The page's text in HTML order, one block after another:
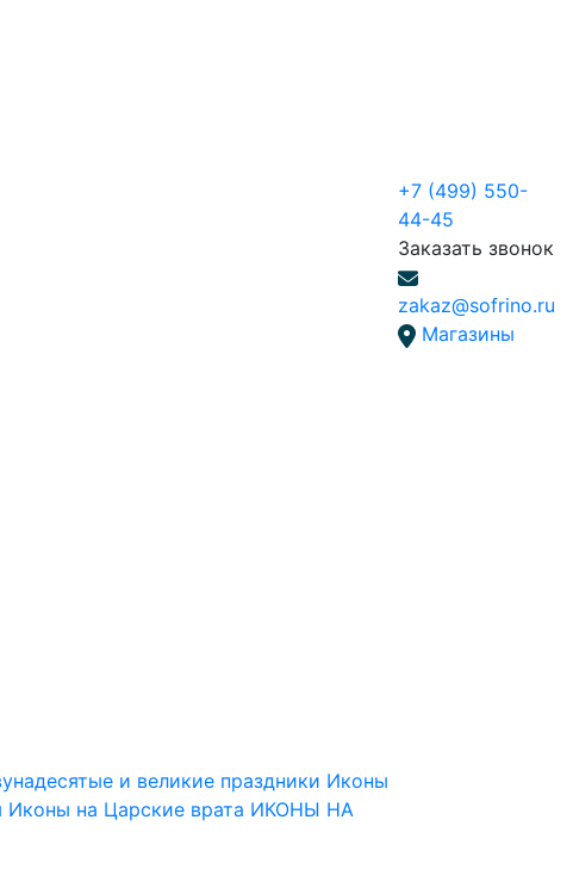
и великие праздники Иконы
Иконы на Царские врата ИКОНЫ НА
+7 (499) 550-
44-45
Заказать звонок
zakaz@sofrino.ru
Магазины